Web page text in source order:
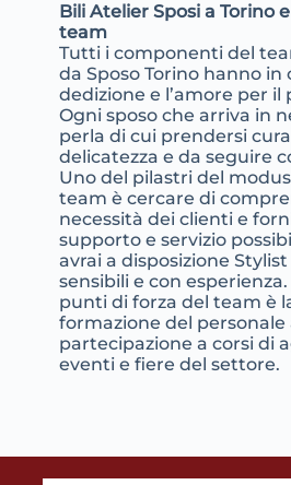
Bili Atelier Sposi a Torino
team
Tutti i componenti del
da Sposo Torino hanno in
dedizione e l’amore per il
Ogni sposo che arriva in
perla di cui prendersi
delicatezza e da seguire
Uno del pilastri del
team è cercare di
necessità dei clienti e
supporto e servizio
avrai a disposizione
sensibili e con
punti di forza del team è
formazione del personale
partecipazione a corsi di
eventi e fiere del settore.